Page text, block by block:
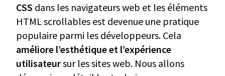
CSS dans les navigateurs web et les éléments
HTML scrollables est devenue une pratique
populaire parmi les développeurs. Cela
améliore l’esthétique et l’expérience
utilisateursur les sites web. Nous allons